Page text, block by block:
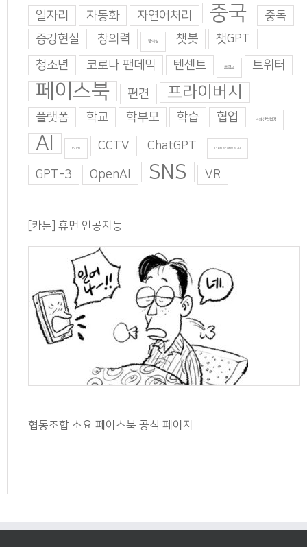
일자리 자동화 자연어처리 중국
중독
증강현실
창의력 창의성 챗봇
챗GPT
청소년
코로나 팬데믹 텐센트 트럼프 트위터
페이스북 편견 프라이버시
플랫폼 학교 학부모 학습 협업 4차산업혁명
AI Burn CCTV ChatGPT Generative AI
GPT-3 OpenAI SNS VR
[카툰] 휴먼 인공지능
협동조합 소요 페이스북 공식 페이지